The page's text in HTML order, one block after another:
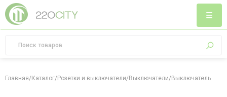
Главная/Каталог/Розетки и выключатели/Выключатели/Выключатель